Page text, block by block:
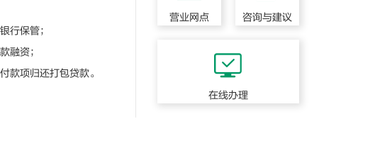
保管；
融资；
项归还打包贷款。
营业网点 咨询与建议
在线办理